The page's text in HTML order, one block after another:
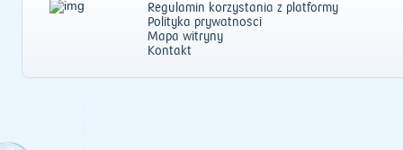
Regulamin korzystania z platformy
Polityka prywatności
Mapa witryny
Kontakt